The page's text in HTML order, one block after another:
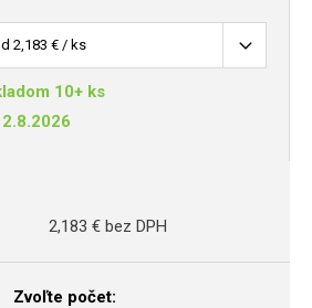
10+ ks
2,183 € bez DPH
Zvoľte počet: